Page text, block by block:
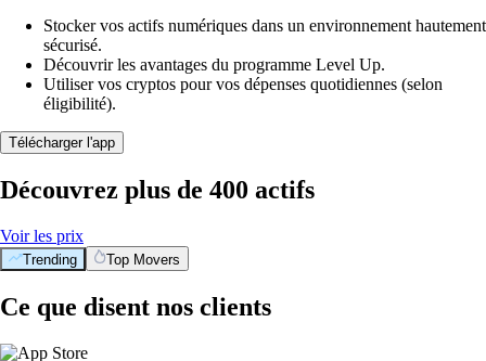
Stocker vos actifs numériques dans un environnement hautement
sécurisé.
Découvrir les avantages du programme Level Up.
Utiliser vos cryptos pour vos dépenses quotidiennes (selon
éligibilité).
Télécharger l'app
Découvrez plus de 400 actifs
Voir les prix
Trending Top Movers
Ce que disent nos clients